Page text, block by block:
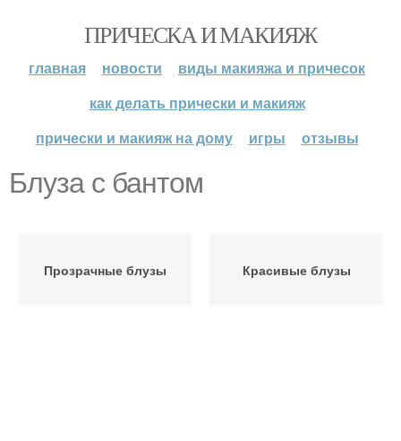
ПРИЧЕСКА И МАКИЯЖ
главная новости
виды макияжа и причесок
как делать прически и макияж
прически и макияж на дому
игры отзывы
Блуза с бантом
Прозрачные блузы Красивые блузы